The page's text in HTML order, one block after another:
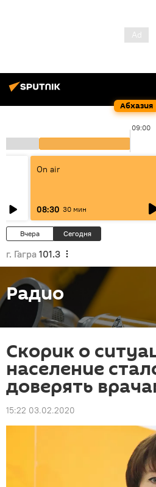
Абхазия
09:00
On air
08:30 30 мин
Вчера Сегодня
г. Гагра 101.3
Радио
Скорик о
население
доверять
15:22 03.02.2020